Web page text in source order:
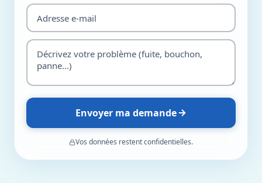
Envoyer ma demande
Vos données restent confidentielles.